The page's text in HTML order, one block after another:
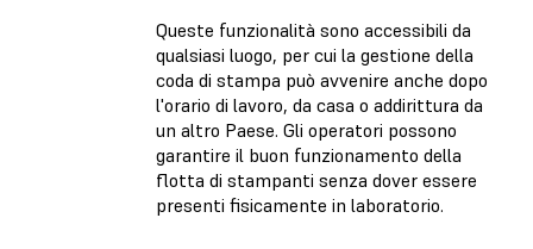
Queste funzionalità sono accessibili da
qualsiasi luogo, per cui la gestione della
coda di stampa può avvenire anche dopo
l'orario di lavoro, da casa o addirittura da
un altro Paese. Gli operatori possono
garantire il buon funzionamento della
flotta di stampanti senza dover essere
presenti fisicamente in laboratorio.